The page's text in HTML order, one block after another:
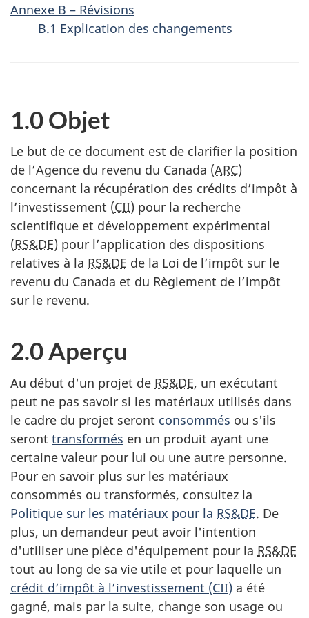
Annexe B – Révisions
B.1 Explication des changements
1.0 Objet
Le but de ce document est de clarifier la position
de l’Agence du revenu du Canada (ARC)
concernant la récupération des crédits d’impôt à
l’investissement (CII) pour la recherche
scientifique et développement expérimental
(RS&DE) pour l’application des dispositions
relatives à la RS&DE de la Loi de l’impôt sur le
revenu du Canada et du Règlement de l’impôt
sur le revenu.
2.0 Aperçu
Au début d'un projet de RS&DE, un exécutant
peut ne pas savoir si les matériaux utilisés dans
le cadre du projet seront consommés ou s'ils
seront transformés en un produit ayant une
certaine valeur pour lui ou une autre personne.
Pour en savoir plus sur les matériaux
consommés ou transformés, consultez la
Politique sur les matériaux pour la RS&DE. De
plus, un demandeur peut avoir l'intention
d'utiliser une pièce d'équipement pour la RS&DE
tout au long de sa vie utile et pour laquelle un
crédit d’impôt à l’investissement (CII) a été
gagné, mais par la suite, change son usage ou